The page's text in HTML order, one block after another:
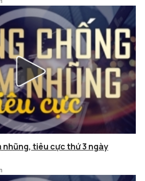
tiêu cực thứ 3 ngày